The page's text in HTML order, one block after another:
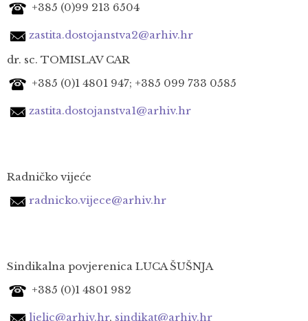
+385 (0)99 213 6504
zastita.dostojanstva2@arhiv.hr
dr. sc. TOMISLAV CAR
+385 (0)1 4801 947; +385 099 733 0585
zastita.dostojanstva1@arhiv.hr
Radničko vijeće
radnicko.vijece@arhiv.hr
Sindikalna povjerenica LUCA ŠUŠNJA
+385 (0)1 4801 982
ljelic@arhiv.hr, sindikat@arhiv.hr